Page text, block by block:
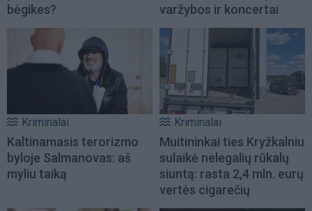
bėgikes?
varžybos ir koncertai
Kriminalai
Kaltinamasis terorizmo
byloje Salmanovas: aš
myliu taiką
Kriminalai
Muitininkai ties Kryžkalniu
sulaikė nelegalių rūkalų
siuntą: rasta 2,4 mln. eurų
vertės cigarečių